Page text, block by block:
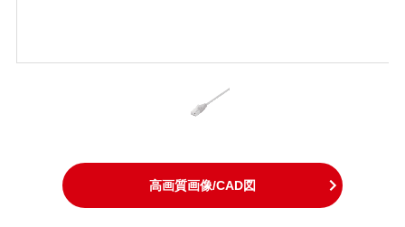
高画質画像/CAD図